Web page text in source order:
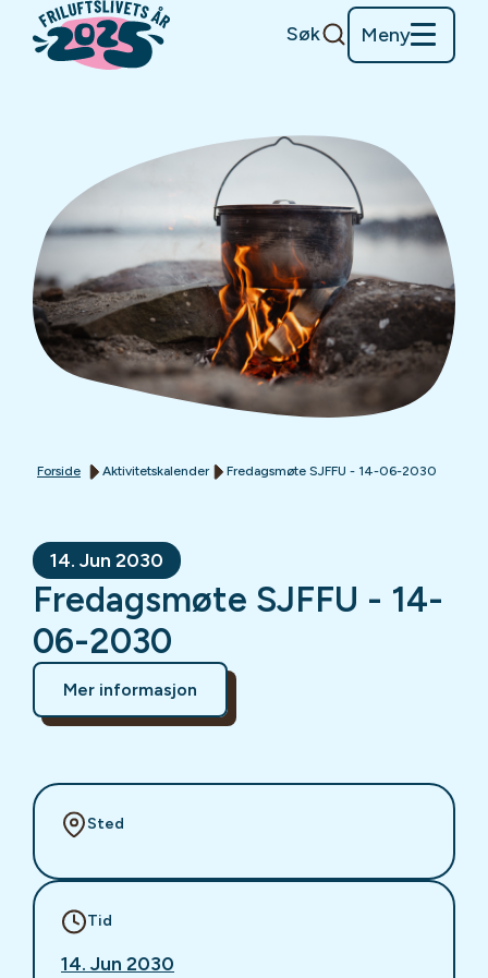
Søk Meny
Forside Aktivitetskalender Fredagsmøte SJFFU - 14-06-2030
14. Jun 2030
Fredagsmøte SJFFU - 14-
06-2030
Mer informasjon
Sted
Tid
14. Jun 2030